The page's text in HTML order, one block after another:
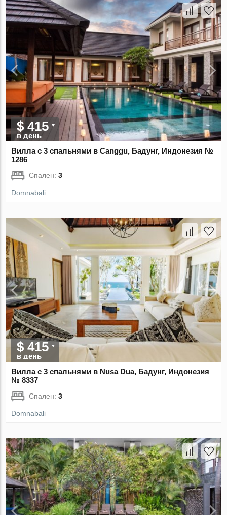
$ 415
в день
Вилла с 3 спальнями в Canggu, Бадунг, Индонезия №
1286
Спален:3
Domnabali
$ 415
в день
Вилла с 3 спальнями в Nusa Dua, Бадунг, Индонезия
№ 8337
Спален:3
Domnabali